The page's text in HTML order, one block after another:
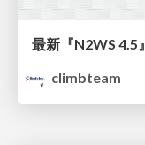
climbteam